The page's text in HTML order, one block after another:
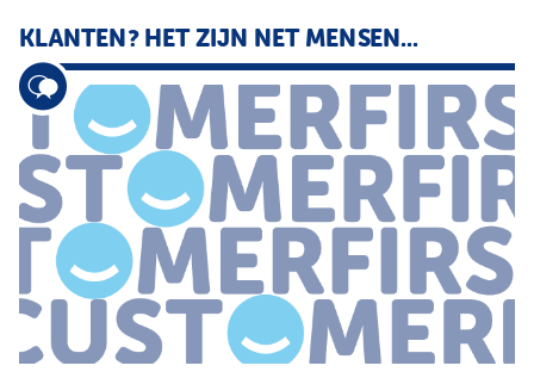
KLANTEN? HET ZIJN NET MENSEN...